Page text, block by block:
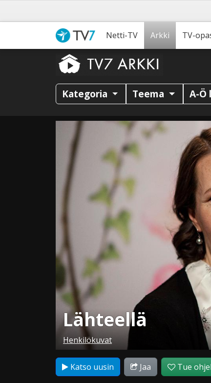
Netti-TV Arkki TV-
Kategoria Teema A-Ö
Lähteellä
Henkilökuvat
Katso uusin Jaa Tue